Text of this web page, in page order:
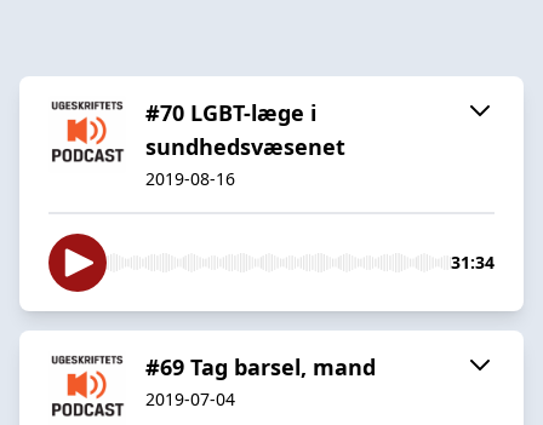
#70 LGBT-læge i
sundhedsvæsenet
2019-08-16
31:34
#69 Tag barsel, mand
2019-07-04